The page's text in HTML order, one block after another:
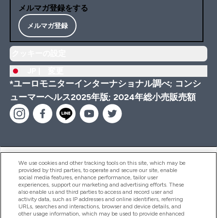
メルマガ登録をする
メルマガ登録
*ユーロモニターインターナショナル調べ; コンシ
ューマーヘルス2025年版; 2024年総小売販売額
ヘルプ＆ガイド
商品について
We use cookies and other tracking tools on this site, which may be
provided by third parties, to operate and secure our site, enable
social media features, enhance performance, tailor user
experiences, support our marketing and advertising efforts. These
also enable us and third parties to access and record user and
activity data, such as IP addresses and online identifiers, referring
URLs, searches and interactions, browser and device details, and
other usage information, which may be used to provide enhanced